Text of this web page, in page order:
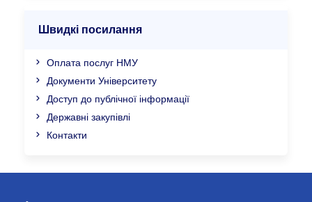
Швидкі посилання
Оплата послуг НМУ
Документи Університету
Доступ до публічної інформації
Державні закупівлі
Контакти